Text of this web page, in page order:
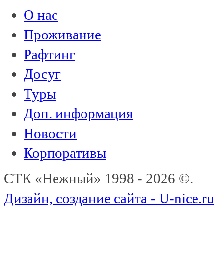
О нас
Проживание
Рафтинг
Досуг
Туры
Доп. информация
Новости
Корпоративы
СТК «Нежный» 1998 - 2026 ©.
Дизайн, создание сайта - U-nice.ru